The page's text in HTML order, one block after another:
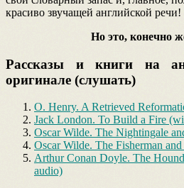
красиво звучащей английской речи!
Но это, конечно
Рассказы и книги на
оригинале (слушать)
O. Henry. A Retrieved
Jack London. To Build a Fire
Oscar Wilde. The Nightingale
Oscar Wilde. The Fisherman
Arthur Conan Doyle. The
audio)